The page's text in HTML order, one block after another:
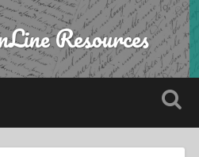
Resources